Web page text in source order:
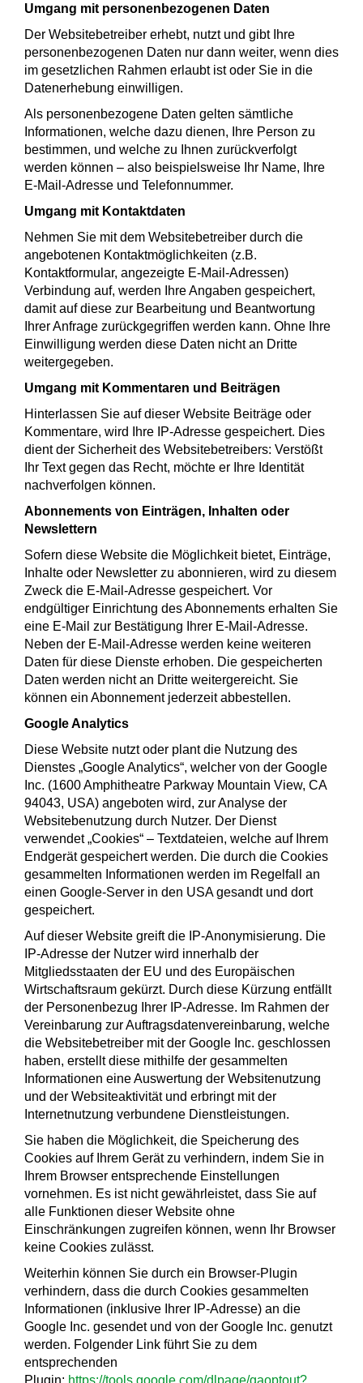
Umgang mit personenbezogenen Daten
Der Websitebetreiber erhebt, nutzt und gibt Ihre
personenbezogenen Daten nur dann weiter, wenn dies
im gesetzlichen Rahmen erlaubt ist oder Sie in die
Datenerhebung einwilligen.
Als personenbezogene Daten gelten sämtliche
Informationen, welche dazu dienen, Ihre Person zu
bestimmen, und welche zu Ihnen zurückverfolgt
werden können – also beispielsweise Ihr Name, Ihre
E-Mail-Adresse und Telefonnummer.
Umgang mit Kontaktdaten
Nehmen Sie mit dem Websitebetreiber durch die
angebotenen Kontaktmöglichkeiten (z.B.
Kontaktformular, angezeigte E-Mail-Adressen)
Verbindung auf, werden Ihre Angaben gespeichert,
damit auf diese zur Bearbeitung und Beantwortung
Ihrer Anfrage zurückgegriffen werden kann. Ohne Ihre
Einwilligung werden diese Daten nicht an Dritte
weitergegeben.
Umgang mit Kommentaren und Beiträgen
Hinterlassen Sie auf dieser Website Beiträge oder
Kommentare, wird Ihre IP-Adresse gespeichert. Dies
dient der Sicherheit des Websitebetreibers: Verstößt
Ihr Text gegen das Recht, möchte er Ihre Identität
nachverfolgen können.
Abonnements von Einträgen, Inhalten oder
Newslettern
Sofern diese Website die Möglichkeit bietet, Einträge,
Inhalte oder Newsletter zu abonnieren, wird zu diesem
Zweck die E-Mail-Adresse gespeichert. Vor
endgültiger Einrichtung des Abonnements erhalten Sie
eine E-Mail zur Bestätigung Ihrer E-Mail-Adresse.
Neben der E-Mail-Adresse werden keine weiteren
Daten für diese Dienste erhoben. Die gespeicherten
Daten werden nicht an Dritte weitergereicht. Sie
können ein Abonnement jederzeit abbestellen.
Google Analytics
Diese Website nutzt oder plant die Nutzung des
Dienstes „Google Analytics“, welcher von der Google
Inc. (1600 Amphitheatre Parkway Mountain View, CA
94043, USA) angeboten wird, zur Analyse der
Websitebenutzung durch Nutzer. Der Dienst
verwendet „Cookies“ – Textdateien, welche auf Ihrem
Endgerät gespeichert werden. Die durch die Cookies
gesammelten Informationen werden im Regelfall an
einen Google-Server in den USA gesandt und dort
gespeichert.
Auf dieser Website greift die IP-Anonymisierung. Die
IP-Adresse der Nutzer wird innerhalb der
Mitgliedsstaaten der EU und des Europäischen
Wirtschaftsraum gekürzt. Durch diese Kürzung entfällt
der Personenbezug Ihrer IP-Adresse. Im Rahmen der
Vereinbarung zur Auftragsdatenvereinbarung, welche
die Websitebetreiber mit der Google Inc. geschlossen
haben, erstellt diese mithilfe der gesammelten
Informationen eine Auswertung der Websitenutzung
und der Websiteaktivität und erbringt mit der
Internetnutzung verbundene Dienstleistungen.
Sie haben die Möglichkeit, die Speicherung des
Cookies auf Ihrem Gerät zu verhindern, indem Sie in
Ihrem Browser entsprechende Einstellungen
vornehmen. Es ist nicht gewährleistet, dass Sie auf
alle Funktionen dieser Website ohne
Einschränkungen zugreifen können, wenn Ihr Browser
keine Cookies zulässt.
Weiterhin können Sie durch ein Browser-Plugin
verhindern, dass die durch Cookies gesammelten
Informationen (inklusive Ihrer IP-Adresse) an die
Google Inc. gesendet und von der Google Inc. genutzt
werden. Folgender Link führt Sie zu dem
entsprechenden
Plugin: https://tools.google.com/dlpage/gaoptout?